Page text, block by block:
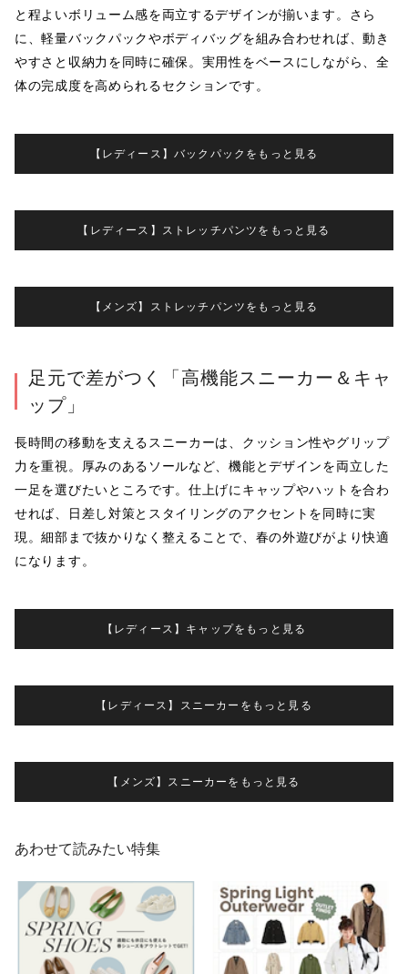
と程よいボリューム感を両立するデザインが揃います。さら
に、軽量バックパックやボディバッグを組み合わせれば、動き
やすさと収納力を同時に確保。実用性をベースにしながら、全
体の完成度を高められるセクションです。
【レディース】バックパックをもっと見る
【レディース】ストレッチパンツをもっと見る
【メンズ】ストレッチパンツをもっと見る
足元で差がつく「高機能スニーカー＆キャ
ップ」
長時間の移動を支えるスニーカーは、クッション性やグリップ
力を重視。厚みのあるソールなど、機能とデザインを両立した
一足を選びたいところです。仕上げにキャップやハットを合わ
せれば、日差し対策とスタイリングのアクセントを同時に実
現。細部まで抜かりなく整えることで、春の外遊びがより快適
になります。
【レディース】キャップをもっと見る
【レディース】スニーカーをもっと見る
【メンズ】スニーカーをもっと見る
あわせて読みたい特集